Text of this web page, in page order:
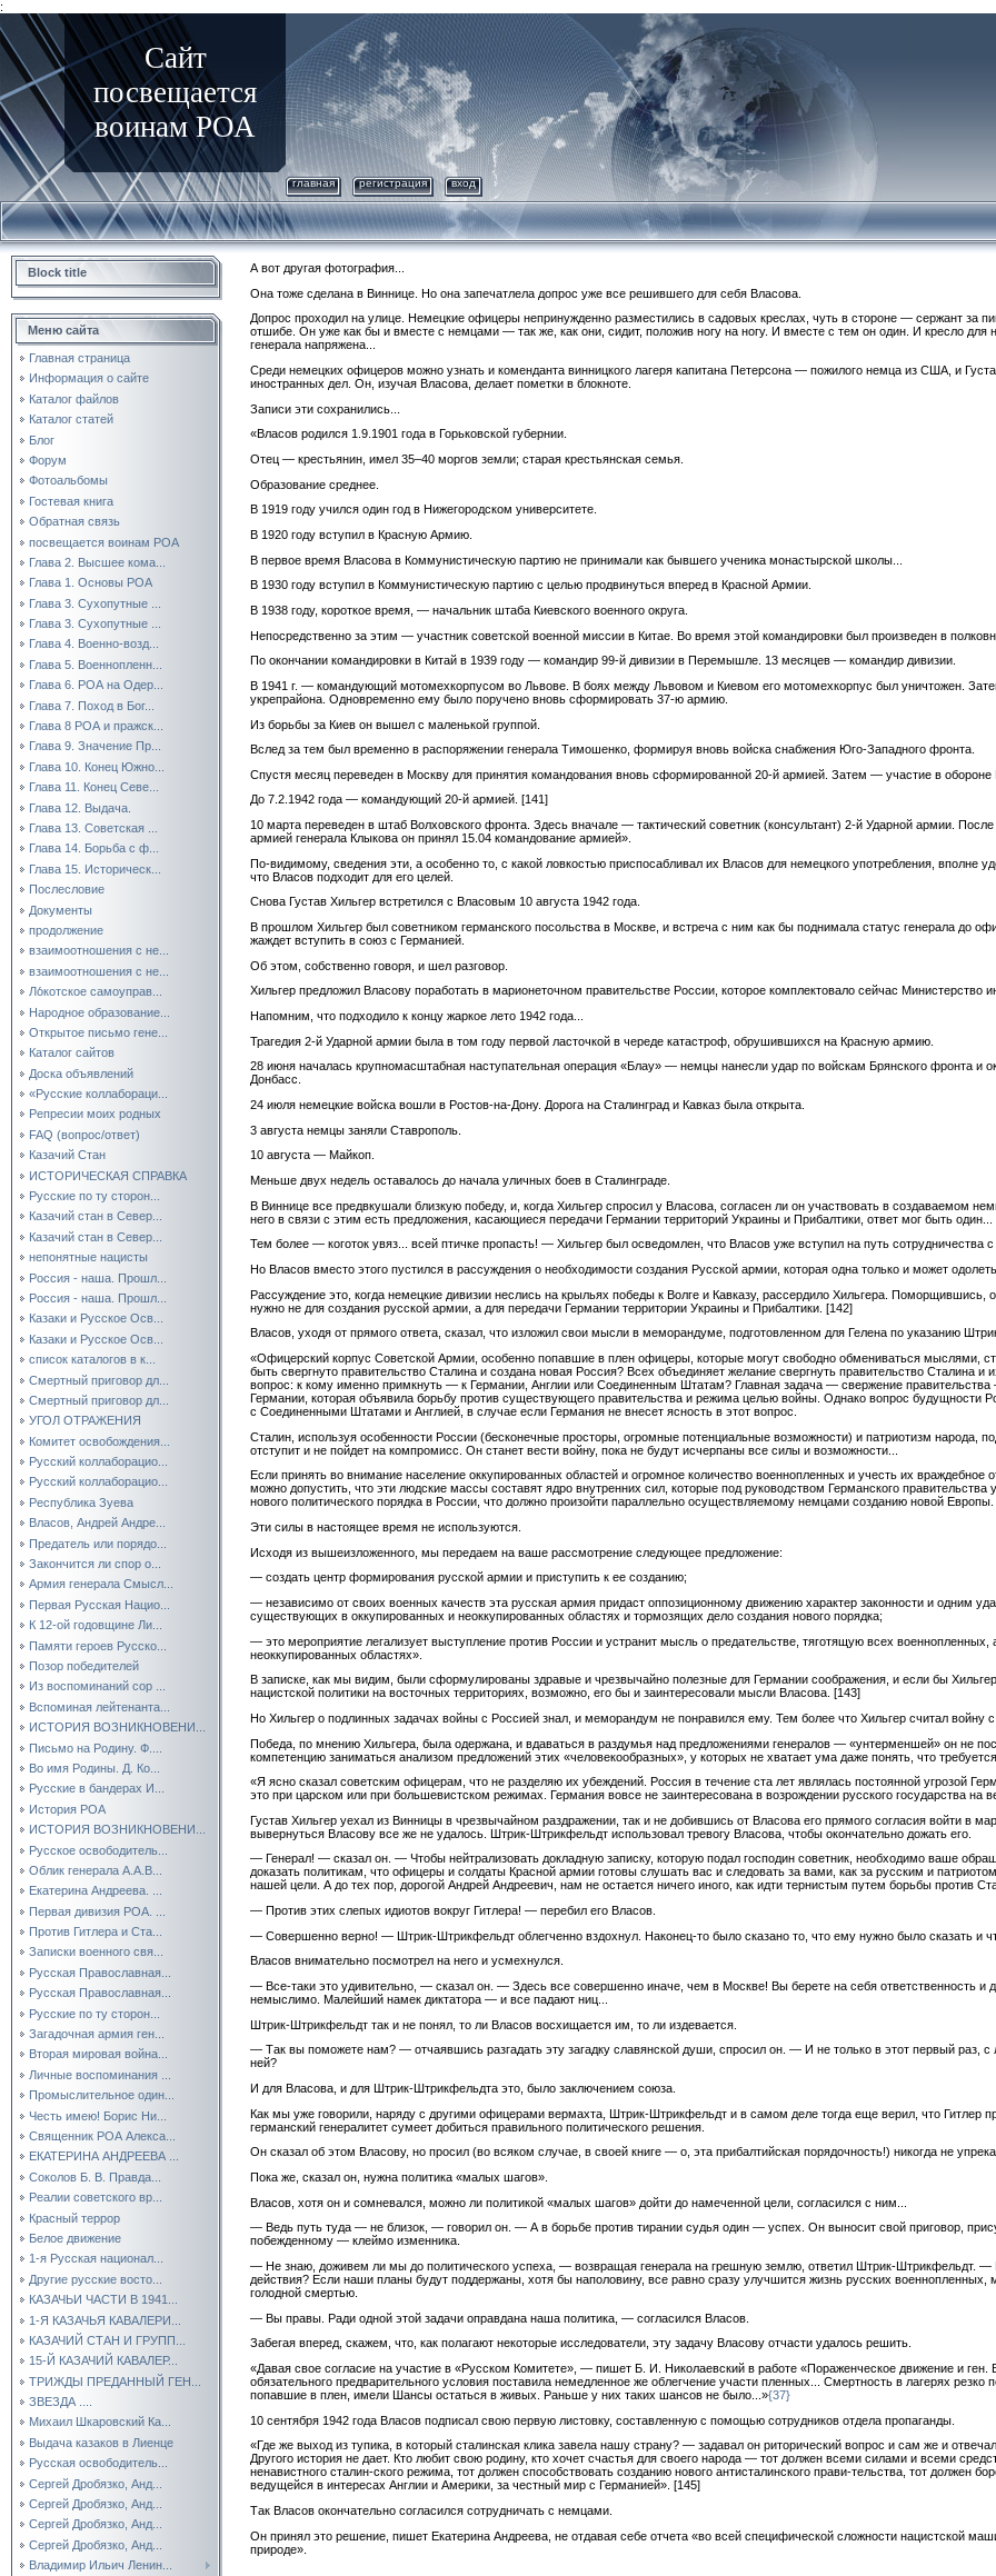
:
Сайт
посвещается
воинам РОА
главная регистрация вход
Block title
Меню сайта
Главная страница
Информация о сайте
Каталог файлов
Каталог статей
Блог
Форум
Фотоальбомы
Гостевая книга
Обратная связь
посвещается воинам РОА
Глава 2. Высшее кома...
Глава 1. Основы РОА
Глава 3. Сухопутные ...
Глава 3. Сухопутные ...
Глава 4. Военно-возд...
Глава 5. Военнопленн...
Глава 6. РОА на Одер...
Глава 7. Поход в Бог...
Глава 8 РОА и пражск...
Глава 9. Значение Пр...
Глава 10. Конец Южно...
Глава 11. Конец Севе...
Глава 12. Выдача.
Глава 13. Советская ...
Глава 14. Борьба с ф...
Глава 15. Историческ...
Послесловие
Документы
продолжение
взаимоотношения с не...
взаимоотношения с не...
Ло́котское самоуправ...
Народное образование...
Открытое письмо гене...
Каталог сайтов
Доска объявлений
«Русские коллабораци...
Репресии моих родных
FAQ (вопрос/ответ)
Казачий Стан
ИСТОРИЧЕСКАЯ СПРАВКА
Русские по ту сторон...
Казачий стан в Север...
Казачий стан в Север...
непонятные нацисты
Россия - наша. Прошл...
Россия - наша. Прошл...
Казаки и Русское Осв...
Казаки и Русское Осв...
список каталогов в к...
Смертный приговор дл...
Смертный приговор дл...
УГОЛ ОТРАЖЕНИЯ
Комитет освобождения...
Русский коллаборацио...
Русский коллаборацио...
Республика Зуева
Власов, Андрей Андре...
Предатель или порядо...
Закончится ли спор о...
Армия генерала Смысл...
Первая Русская Нацио...
К 12-ой годовщине Ли...
Памяти героев Русско...
Позор победителей
Из воспоминаний сор ...
Вспоминая лейтенанта...
ИСТОРИЯ ВОЗНИКНОВЕНИ...
Письмо на Родину. Ф....
Во имя Родины. Д. Ко...
Русские в бандерах И...
История РОА
ИСТОРИЯ ВОЗНИКНОВЕНИ...
Русское освободитель...
Облик генерала А.А.В...
Екатерина Андреева. ...
Первая дивизия РОА. ...
Против Гитлера и Ста...
Записки военного свя...
Русская Православная...
Русская Православная...
Русские по ту сторон...
Загадочная армия ген...
Вторая мировая война...
Личные воспоминания ...
Промыслительное один...
Честь имею! Борис Ни...
Священник РОА Алекса...
ЕКАТЕРИНА АНДРЕЕВА ...
Соколов Б. В. Правда...
Реалии советского вр...
Красный террор
Белое движение
1-я Русская национал...
Другие русские восто...
КАЗАЧЬИ ЧАСТИ В 1941...
1-Я КАЗАЧЬЯ КАВАЛЕРИ...
КАЗАЧИЙ СТАН И ГРУПП...
15-Й КАЗАЧИЙ КАВАЛЕР...
ТРИЖДЫ ПРЕДАННЫЙ ГЕН...
ЗВЕЗДА ....
Михаил Шкаровский Ка...
Выдача казаков в Лиенце
Русская освободитель...
Сергей Дробязко, Анд...
Сергей Дробязко, Анд...
Сергей Дробязко, Анд...
Сергей Дробязко, Анд...
Владимир Ильич Ленин...
А вот другая фотография...
Она тоже сделана в Виннице. Но она запечатлела допрос уже все решившего для себя Власова.
Допрос проходил на улице. Немецкие офицеры непринужденно разместились в садовых креслах, чуть в стороне — сержант за
отшибе. Он уже как бы и вместе с немцами — так же, как они, сидит, положив ногу на ногу. И вместе с тем он один. И кресло для
генерала напряжена...
Среди немецких офицеров можно узнать и коменданта винницкого лагеря капитана Петерсона — пожилого немца из США, и
иностранных дел. Он, изучая Власова, делает пометки в блокноте.
Записи эти сохранились...
«Власов родился 1.9.1901 года в Горьковской губернии.
Отец — крестьянин, имел 35–40 моргов земли; старая крестьянская семья.
Образование среднее.
В 1919 году учился один год в Нижегородском университете.
В 1920 году вступил в Красную Армию.
В первое время Власова в Коммунистическую партию не принимали как бывшего ученика монастырской школы...
В 1930 году вступил в Коммунистическую партию с целью продвинуться вперед в Красной Армии.
В 1938 году, короткое время, — начальник штаба Киевского военного округа.
Непосредственно за этим — участник советской военной миссии в Китае. Во время этой командировки был произведен в
По окончании командировки в Китай в 1939 году — командир 99-й дивизии в Перемышле. 13 месяцев — командир дивизии.
В 1941 г. — командующий мотомехкорпусом во Львове. В боях между Львовом и Киевом его мотомехкорпус был уничтожен.
укрепрайона. Одновременно ему было поручено вновь сформировать 37-ю армию.
Из борьбы за Киев он вышел с маленькой группой.
Вслед за тем был временно в распоряжении генерала Тимошенко, формируя вновь войска снабжения Юго-Западного фронта.
Спустя месяц переведен в Москву для принятия командования вновь сформированной 20-й армией. Затем — участие в обороне
До 7.2.1942 года — командующий 20-й армией. [141]
10 марта переведен в штаб Волховского фронта. Здесь вначале — тактический советник (консультант) 2-й Ударной армии.
армией генерала Клыкова он принял 15.04 командование армией».
По-видимому, сведения эти, а особенно то, с какой ловкостью приспосабливал их Власов для немецкого употребления, вполне
что Власов подходит для его целей.
Снова Густав Хильгер встретился с Власовым 10 августа 1942 года.
В прошлом Хильгер был советником германского посольства в Москве, и встреча с ним как бы поднимала статус генерала до
жаждет вступить в союз с Германией.
Об этом, собственно говоря, и шел разговор.
Хильгер предложил Власову поработать в марионеточном правительстве России, которое комплектовало сейчас Министерство
Напомним, что подходило к концу жаркое лето 1942 года...
Трагедия 2-й Ударной армии была в том году первой ласточкой в череде катастроф, обрушившихся на Красную армию.
28 июня началась крупномасштабная наступательная операция «Блау» — немцы нанесли удар по войскам Брянского фронта и
Донбасс.
24 июля немецкие войска вошли в Ростов-на-Дону. Дорога на Сталинград и Кавказ была открыта.
3 августа немцы заняли Ставрополь.
10 августа — Майкоп.
Меньше двух недель оставалось до начала уличных боев в Сталинграде.
В Виннице все предвкушали близкую победу, и, когда Хильгер спросил у Власова, согласен ли он участвовать в создаваемом
него в связи с этим есть предложения, касающиеся передачи Германии территорий Украины и Прибалтики, ответ мог быть один...
Тем более — коготок увяз... всей птичке пропасть! — Хильгер был осведомлен, что Власов уже вступил на путь сотрудничества с
Но Власов вместо этого пустился в рассуждения о необходимости создания Русской армии, которая одна только и может
Рассуждение это, когда немецкие дивизии неслись на крыльях победы к Волге и Кавказу, рассердило Хильгера. Поморщившись,
нужно не для создания русской армии, а для передачи Германии территории Украины и Прибалтики. [142]
Власов, уходя от прямого ответа, сказал, что изложил свои мысли в меморандуме, подготовленном для Гелена по указанию
«Офицерский корпус Советской Армии, особенно попавшие в плен офицеры, которые могут свободно обмениваться мыслями,
быть свергнуто правительство Сталина и создана новая Россия? Всех объединяет желание свергнуть правительство Сталина
вопрос: к кому именно примкнуть — к Германии, Англии или Соединенным Штатам? Главная задача — свержение правительства
Германии, которая объявила борьбу против существующего правительства и режима целью войны. Однако вопрос будущности
с Соединенными Штатами и Англией, в случае если Германия не внесет ясность в этот вопрос.
Сталин, используя особенности России (бесконечные просторы, огромные потенциальные возможности) и патриотизм народа,
отступит и не пойдет на компромисс. Он станет вести войну, пока не будут исчерпаны все силы и возможности...
Если принять во внимание население оккупированных областей и огромное количество военнопленных и учесть их враждебное
можно допустить, что эти людские массы составят ядро внутренних сил, которые под руководством Германского правительства
нового политического порядка в России, что должно произойти параллельно осуществляемому немцами созданию новой Европы.
Эти силы в настоящее время не используются.
Исходя из вышеизложенного, мы передаем на ваше рассмотрение следующее предложение:
— создать центр формирования русской армии и приступить к ее созданию;
— независимо от своих военных качеств эта русская армия придаст оппозиционному движению характер законности и одним
существующих в оккупированных и неоккупированных областях и тормозящих дело создания нового порядка;
— это мероприятие легализует выступление против России и устранит мысль о предательстве, тяготящую всех
неоккупированных областях».
В записке, как мы видим, были сформулированы здравые и чрезвычайно полезные для Германии соображения, и если бы
нацистской политики на восточных территориях, возможно, его бы и заинтересовали мысли Власова. [143]
Но Хильгер о подлинных задачах войны с Россией знал, и меморандум не понравился ему. Тем более что Хильгер считал войну
Победа, по мнению Хильгера, была одержана, и вдаваться в раздумья над предложениями генералов — «унтерменшей» он не
компетенцию заниматься анализом предложений этих «человекообразных», у которых не хватает ума даже понять, что требуется
«Я ясно сказал советским офицерам, что не разделяю их убеждений. Россия в течение ста лет являлась постоянной угрозой
это при царском или при большевистском режимах. Германия вовсе не заинтересована в возрождении русского государства на
Густав Хильгер уехал из Винницы в чрезвычайном раздражении, так и не добившись от Власова его прямого согласия войти в
вывернуться Власову все же не удалось. Штрик-Штрикфельдт использовал тревогу Власова, чтобы окончательно дожать его.
— Генерал! — сказал он. — Чтобы нейтрализовать докладную записку, которую подал господин советник, необходимо ваше
доказать политикам, что офицеры и солдаты Красной армии готовы слушать вас и следовать за вами, как за русским и
нашей цели. А до тех пор, дорогой Андрей Андреевич, нам не остается ничего иного, как идти тернистым путем борьбы против
— Против этих слепых идиотов вокруг Гитлера! — перебил его Власов.
— Совершенно верно! — Штрик-Штрикфельдт облегченно вздохнул. Наконец-то было сказано то, что ему нужно было сказать и
Власов внимательно посмотрел на него и усмехнулся.
— Все-таки это удивительно, — сказал он. — Здесь все совершенно иначе, чем в Москве! Вы берете на себя ответственность и
немыслимо. Малейший намек диктатора — и все падают ниц...
Штрик-Штрикфельдт так и не понял, то ли Власов восхищается им, то ли издевается.
— Так вы поможете нам? — отчаявшись разгадать эту загадку славянской души, спросил он. — И не только в этот первый раз, с
ней?
И для Власова, и для Штрик-Штрикфельдта это, было заключением союза.
Как мы уже говорили, наряду с другими офицерами вермахта, Штрик-Штрикфельдт и в самом деле тогда еще верил, что Гитлер
германский генералитет сумеет добиться правильного политического решения.
Он сказал об этом Власову, но просил (во всяком случае, в своей книге — о, эта прибалтийская порядочность!) никогда не
Пока же, сказал он, нужна политика «малых шагов».
Власов, хотя он и сомневался, можно ли политикой «малых шагов» дойти до намеченной цели, согласился с ним...
— Ведь путь туда — не близок, — говорил он. — А в борьбе против тирании судья один — успех. Он выносит свой приговор,
побежденному — клеймо изменника.
— Не знаю, доживем ли мы до политического успеха, — возвращая генерала на грешную землю, ответил Штрик-Штрикфельдт. —
действия? Если наши планы будут поддержаны, хотя бы наполовину, все равно сразу улучшится жизнь русских военнопленных,
голодной смертью.
— Вы правы. Ради одной этой задачи оправдана наша политика, — согласился Власов.
Забегая вперед, скажем, что, как полагают некоторые исследователи, эту задачу Власову отчасти удалось решить.
«Давая свое согласие на участие в «Русском Комитете», — пишет Б. И. Николаевский в работе «Пораженческое движение и ген.
обязательного предварительного условия поставила немедленное же облегчение участи пленных... Смертность в лагерях резко
попавшие в плен, имели Шансы остаться в живых. Раньше у них таких шансов не было...»{37}
10 сентября 1942 года Власов подписал свою первую листовку, составленную с помощью сотрудников отдела пропаганды.
«Где же выход из тупика, в который сталинская клика завела нашу страну? — задавал он риторический вопрос и сам же и
Другого история не дает. Кто любит свою родину, кто хочет счастья для своего народа — тот должен всеми силами и всеми
ненавистного сталин-ского режима, тот должен способствовать созданию нового антисталинского прави-тельства, тот должен
ведущейся в интересах Англии и Америки, за честный мир с Германией». [145]
Так Власов окончательно согласился сотрудничать с немцами.
Он принял это решение, пишет Екатерина Андреева, не отдавая себе отчета «во всей специфической сложности нацистской
природе».